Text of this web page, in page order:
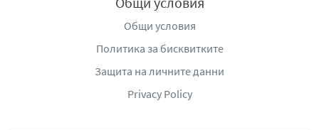
Общи условия
Политика за бисквитките
Защита на личните данни
Privacy Policy